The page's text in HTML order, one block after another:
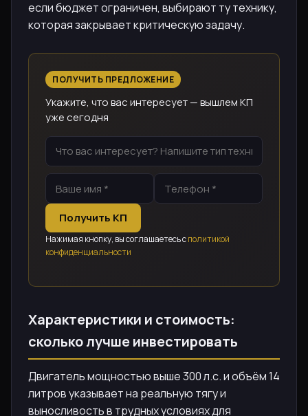
если бюджет ограничен, выбирают ту технику,
которая закрывает критическую задачу.
ПОЛУЧИТЬ ПРЕДЛОЖЕНИЕ
Укажите, что вас интересует — вышлем КП
уже сегодня
Получить КП
Нажимая кнопку, вы соглашаетесь сполитикой
конфиденциальности
Характеристики и стоимость:
сколько лучше инвестировать
Двигатель мощностью выше 300 л.с. и объём 14
литров указывает на реальную тягу и
выносливость в трудных условиях для